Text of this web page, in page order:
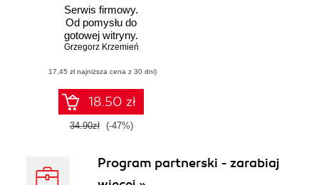
Serwis firmowy.
Od pomysłu do
gotowej witryny.
Poradnik
Grzegorz Krzemień
(17,45 zł najniższa cena z 30 dni)
18.50 zł
34.90zł (-47%)
Program partnerski - zarabiaj